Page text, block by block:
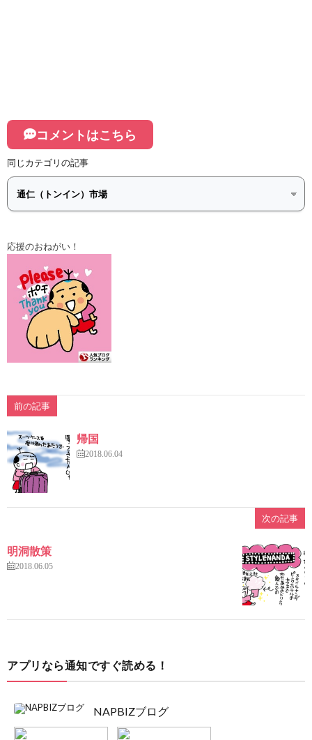
コメントはこちら
同じカテゴリの記事
応援のおねがい！
前の記事
帰国
2018.06.04
次の記事
明洞散策
2018.06.05
アプリなら通知ですぐ読める！
NAPBIZブログ